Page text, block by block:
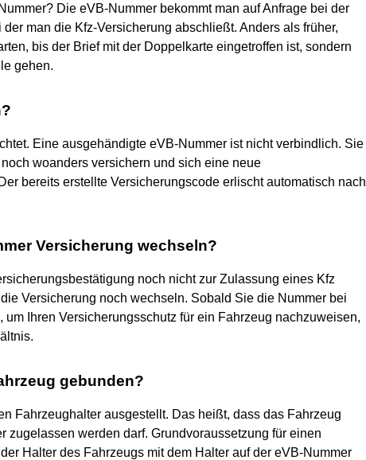
Die eVB-Nummer bekommt man auf Anfrage bei der
man die Kfz-Versicherung abschließt. Anders als früher,
bis der Brief mit der Doppelkarte eingetroffen ist, sondern
gehen.
Eine ausgehändigte eVB-Nummer ist nicht verbindlich. Sie
woanders versichern und sich eine neue
bereits erstellte Versicherungscode erlischt automatisch nach
Versicherung wechseln?
noch nicht zur Zulassung eines Kfz
Versicherung noch wechseln. Sobald Sie die Nummer bei
Ihren Versicherungsschutz für ein Fahrzeug nachzuweisen,
gebunden?
Fahrzeughalter ausgestellt. Das heißt, dass das Fahrzeug
zugelassen werden darf. Grundvoraussetzung für einen
Halter des Fahrzeugs mit dem Halter auf der eVB-Nummer